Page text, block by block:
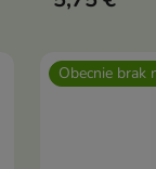
Obecnie brak